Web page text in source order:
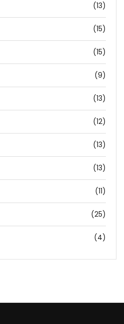
(13)
(15)
(15)
(9)
(13)
(12)
(13)
(13)
(11)
(25)
(4)